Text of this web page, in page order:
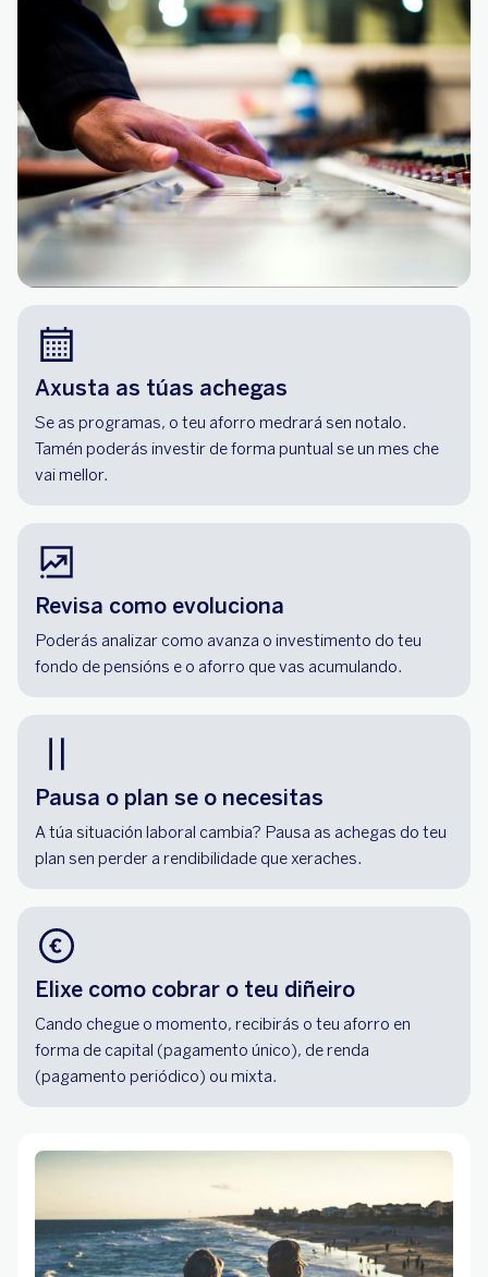
Axusta as túas achegas
Se as programas, o teu aforro medrará sen notalo.
Tamén poderás investir de forma puntual se un mes che
vai mellor.
Revisa como evoluciona
Poderás analizar como avanza o investimento do teu
fondo de pensións e o aforro que vas acumulando.
Pausa o plan se o necesitas
A túa situación laboral cambia? Pausa as achegas do teu
plan sen perder a rendibilidade que xeraches.
Elixe como cobrar o teu diñeiro
Cando chegue o momento, recibirás o teu aforro en
forma de capital (pagamento único), de renda
(pagamento periódico) ou mixta.